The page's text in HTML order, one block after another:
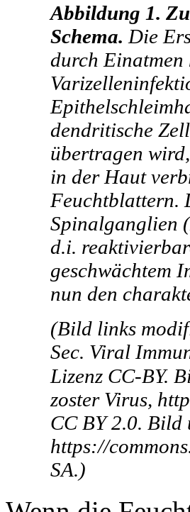
Abbildung 1.
Schema. Die
durch
dendritische
übertragen
in der Haut
Feuchtblattern.
Spinalganglien
d.i.
geschwächtem
nun den
(Bild links
Sec. Viral
Lizenz CC-BY.
zoster Virus,
CC BY 2.0. Bild
https://
SA.)